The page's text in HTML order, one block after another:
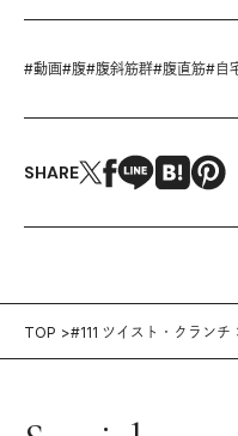
#動画#腹#腹斜筋群#腹直筋#自
SHARE
TOP #111 ツイスト・クラン